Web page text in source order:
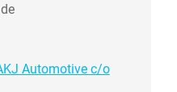
Automotive c/o